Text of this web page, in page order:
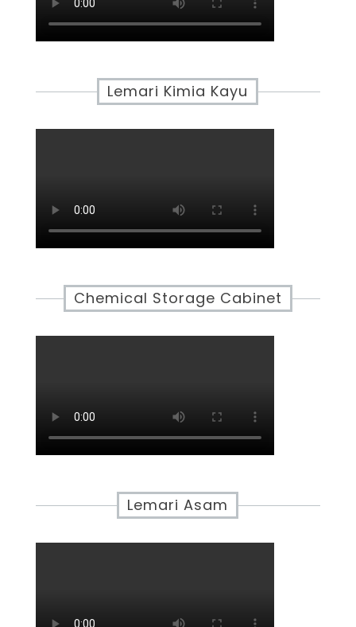
Lemari Kimia Kayu
Chemical Storage Cabinet
Lemari Asam